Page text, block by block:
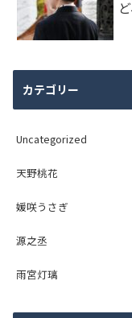
カテゴリー
Uncategorized
天野桃花
媛咲うさぎ
源之丞
雨宮灯璃